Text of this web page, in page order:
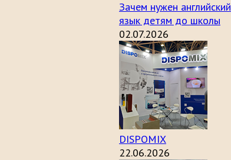
Зачем нужен английский
язык детям до школы
02.07.2026
DISPOMIX
22.06.2026